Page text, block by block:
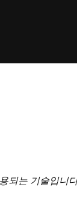
되는 기술입니